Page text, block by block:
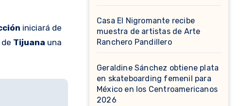
iniciará de
Tijuana una
Casa El Nigromante recibe
muestra de artistas de Arte
Ranchero Pandillero
Geraldine Sánchez obtiene plata
en skateboarding femenil para
México en los Centroamericanos
2026